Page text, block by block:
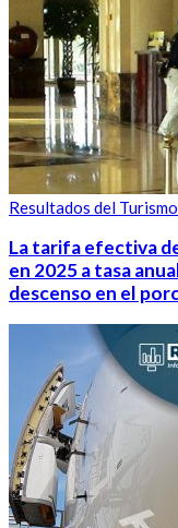
Resultados del
La tarifa efectiva
en 2025 a tasa
descenso en el